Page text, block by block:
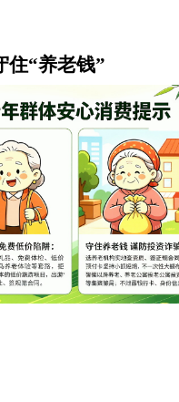
住“养老钱”